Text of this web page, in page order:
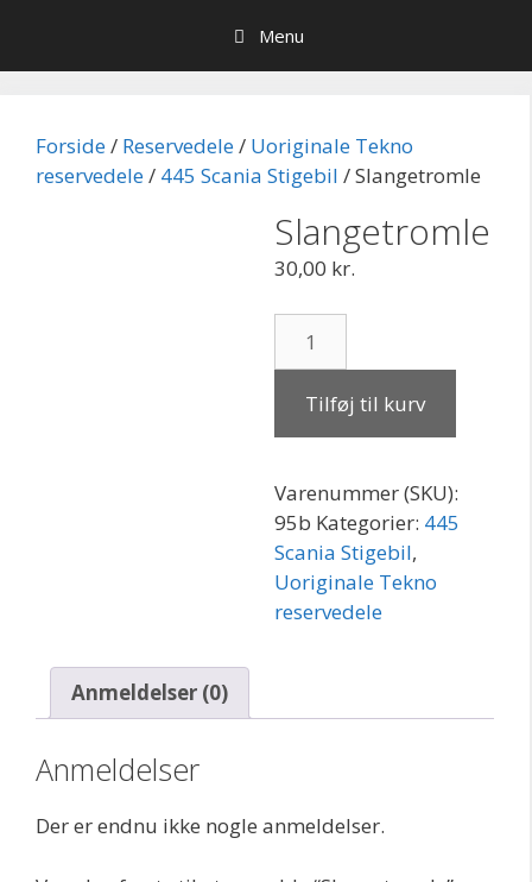
indhold
Menu
Forside/ Reservedele/ Uoriginale Tekno
reservedele/ 445 Scania Stigebil / Slangetromle
Slangetromle
30,00 kr.
antal
Tilføj til kurv
Varenummer (SKU):
95b Kategorier: 445
Scania Stigebil,
Uoriginale Tekno
reservedele
Anmeldelser (0)
Anmeldelser
Der er endnu ikke nogle anmeldelser.